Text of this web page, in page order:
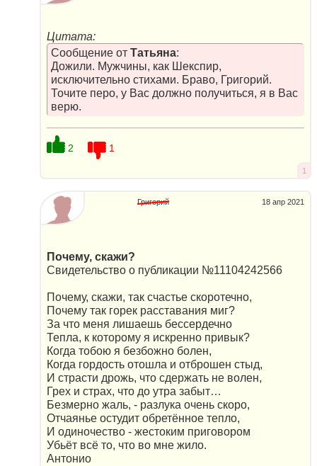
Цитата:
Сообщение от Татьяна:
Дожили. Мужчины, как Шекспир,
исключительно стихами. Браво, Григорий.
Точите перо, у Вас должно получиться, я в Вас
верю.
2 1
1
18 апр 2021
Григорий
Почему, скажи?
Свидетельство о публикации №11104242566
Почему, скажи, так счастье скоротечно,
Почему так горек расставания миг?
За что меня лишаешь бессердечно
Тепла, к которому я искренно привык?
Когда тобою я безбожно болен,
Когда гордость отошла и отброшен стыд,
И страсти дрожь, что сдержать не волен,
Грех и страх, что до утра забыт…
Безмерно жаль, - разлука очень скоро,
Отчаянье остудит обретённое тепло,
И одиночество - жестоким приговором
Убьёт всё то, что во мне жило.
Антонио